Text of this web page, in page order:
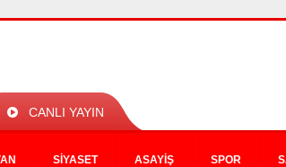
CANLI YAYIN
SIYASET ASAYIŞ SPOR